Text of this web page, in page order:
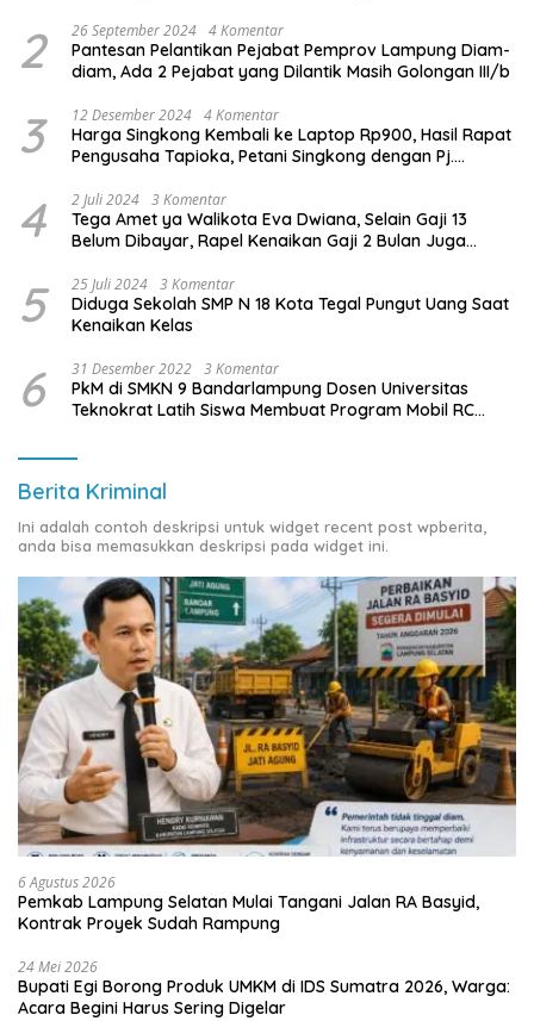
2 26 September 2024 4 Komentar
Pantesan Pelantikan Pejabat Pemprov Lampung Diam-
diam, Ada 2 Pejabat yang Dilantik Masih Golongan III/b
3 12 Desember 2024 4 Komentar
Harga Singkong Kembali ke Laptop Rp900, Hasil Rapat
Pengusaha Tapioka, Petani Singkong dengan Pj.
4 2 Juli 2024 3 Komentar
Tega Amet ya Walikota Eva Dwiana, Selain Gaji 13
Belum Dibayar, Rapel Kenaikan Gaji 2 Bulan Juga
5 25 Juli 2024 3 Komentar
Diduga Sekolah SMP N 18 Kota Tegal Pungut Uang Saat
Kenaikan Kelas
6 31 Desember 2022 3 Komentar
PkM di SMKN 9 Bandarlampung Dosen Universitas
Teknokrat Latih Siswa Membuat Program Mobil RC
Berita Kriminal
Ini adalah contoh deskripsi untuk widget recent post wpberita,
anda bisa memasukkan deskripsi pada widget ini.
6 Agustus 2026
Pemkab Lampung Selatan Mulai Tangani Jalan RA Basyid,
Kontrak Proyek Sudah Rampung
24 Mei 2026
Bupati Egi Borong Produk UMKM di IDS Sumatra 2026, Warga:
Acara Begini Harus Sering Digelar